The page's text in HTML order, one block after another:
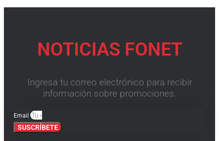
NOTICIAS FONET
Ingresa tu correo electrónico para recibir
información sobre promociones.
Email
SUSCRÍBETE